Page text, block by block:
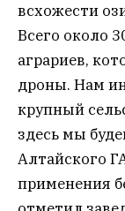
всхожести
Всего около
аграриев,
дроны. Нам
крупный
здесь мы
Алтайского
применения